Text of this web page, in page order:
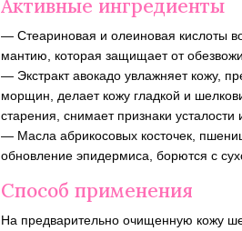
Активные ингредиенты
— Стеариновая и олеиновая кислоты
мантию, которая защищает от
— Экстракт авокадо увлажняет кожу,
морщин, делает кожу гладкой и
старения, снимает признаки усталости
— Масла абрикосовых косточек,
обновление эпидермиса, борются с
Способ применения
На предварительно очищенную кожу